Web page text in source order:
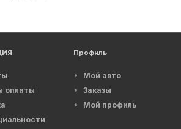
оплаты
Профиль
Мой авто
Заказы
Мой профиль